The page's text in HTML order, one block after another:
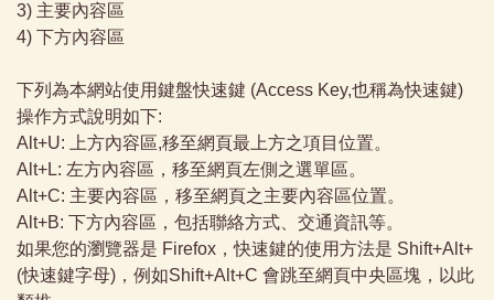
3) 主要內容區
4) 下方內容區
下列為本網站使用鍵盤快速鍵 (Access Key,也稱為快速鍵)
操作方式說明如下:
Alt+U: 上方內容區,移至網頁最上方之項目位置。
Alt+L: 左方內容區，移至網頁左側之選單區。
Alt+C: 主要內容區，移至網頁之主要內容區位置。
Alt+B: 下方內容區，包括聯絡方式、交通資訊等。
如果您的瀏覽器是 Firefox，快速鍵的使用方法是 Shift+Alt+
(快速鍵字母)，例如Shift+Alt+C 會跳至網頁中央區塊，以此